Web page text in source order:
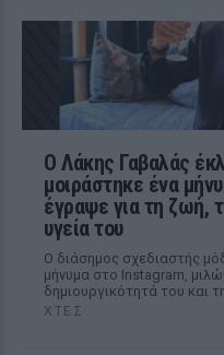
Ο Λάκης Γαβαλάς
μοιράστηκε ένα
έγραψε για τη ζωή,
υγεία του
Ο διάσημος σχεδιαστής
μήνυμα στο Instagram,
δημιουργικότητά του και
ΧΤΕΣ